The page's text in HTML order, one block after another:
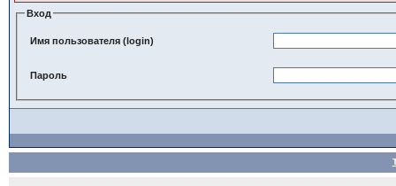
Вход
Имя пользователя (login)
Пароль